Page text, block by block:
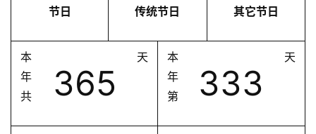
节日 传统节日 其它节日
本
年
共
365
天
本
年
第
333
天